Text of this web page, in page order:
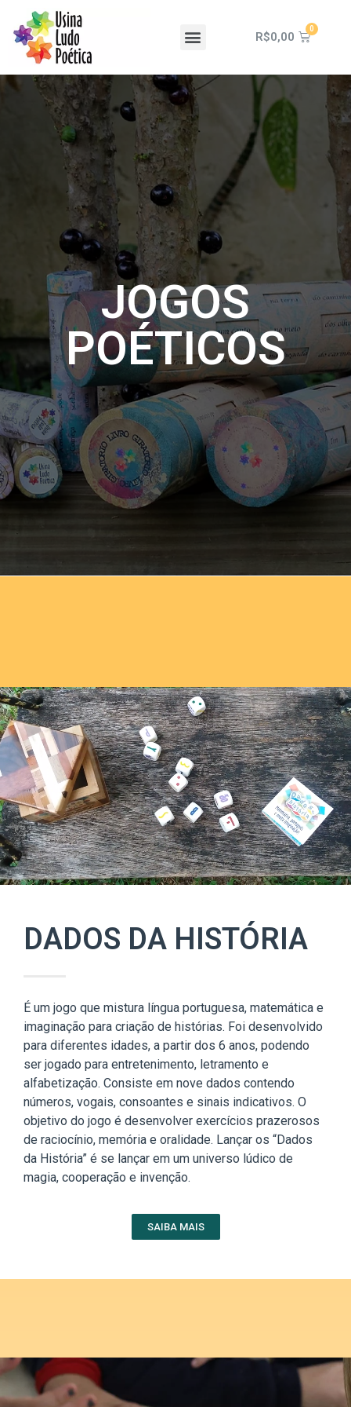
R$0,00
JOGOS
POÉTICOS
DADOS DA HISTÓRIA
É um jogo que mistura língua portuguesa, matemática e
imaginação para criação de histórias. Foi desenvolvido
para diferentes idades, a partir dos 6 anos, podendo
ser jogado para entretenimento, letramento e
alfabetização. Consiste em nove dados contendo
números, vogais, consoantes e sinais indicativos. O
objetivo do jogo é desenvolver exercícios prazerosos
de raciocínio, memória e oralidade. Lançar os “Dados
da História” é se lançar em um universo lúdico de
magia, cooperação e invenção.
SAIBA MAIS